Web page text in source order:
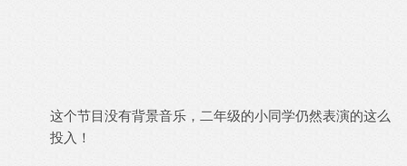
这个节目没有背景音乐，二年级的小同学仍然表演的这么
投入！